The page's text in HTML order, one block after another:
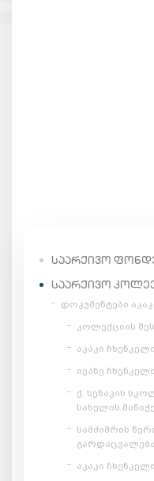
ᲡᲐᲐᲠᲥᲘᲕᲝ
ᲡᲐᲐᲠᲥᲘᲕᲝ
დოკუმენტები
კოლექციის
აკაკი
ივანე
ქ. სენაკის
სახელის
სამძიმრის
აკაკი